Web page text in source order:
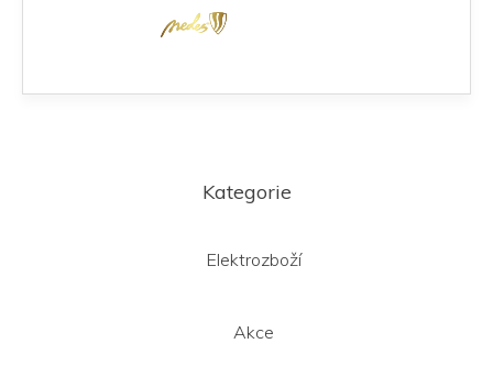
Kategorie
Elektrozboží
Akce